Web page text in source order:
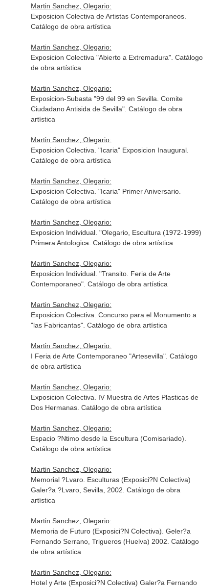
Martin Sanchez, Olegario:
Exposicion Colectiva de Artistas Contemporaneos.
Catálogo de obra artística
Martin Sanchez, Olegario:
Exposicion Colectiva "Abierto a Extremadura". Catálogo
de obra artística
Martin Sanchez, Olegario:
Exposicion-Subasta "99 del 99 en Sevilla. Comite
Ciudadano Antisida de Sevilla". Catálogo de obra
artística
Martin Sanchez, Olegario:
Exposicion Colectiva. "Icaria" Exposicion Inaugural.
Catálogo de obra artística
Martin Sanchez, Olegario:
Exposicion Colectiva. "Icaria" Primer Aniversario.
Catálogo de obra artística
Martin Sanchez, Olegario:
Exposicion Individual. "Olegario, Escultura (1972-1999)
Primera Antologica. Catálogo de obra artística
Martin Sanchez, Olegario:
Exposicion Individual. "Transito. Feria de Arte
Contemporaneo". Catálogo de obra artística
Martin Sanchez, Olegario:
Exposicion Colectiva. Concurso para el Monumento a
"las Fabricantas". Catálogo de obra artística
Martin Sanchez, Olegario:
I Feria de Arte Contemporaneo "Artesevilla". Catálogo
de obra artística
Martin Sanchez, Olegario:
Exposicion Colectiva. IV Muestra de Artes Plasticas de
Dos Hermanas. Catálogo de obra artística
Martin Sanchez, Olegario:
Espacio ?Ntimo desde la Escultura (Comisariado).
Catálogo de obra artística
Martin Sanchez, Olegario:
Memorial ?Lvaro. Esculturas (Exposici?N Colectiva)
Galer?a ?Lvaro, Sevilla, 2002. Catálogo de obra
artística
Martin Sanchez, Olegario:
Memoria de Futuro (Exposici?N Colectiva). Geler?a
Fernando Serrano, Trigueros (Huelva) 2002. Catálogo
de obra artística
Martin Sanchez, Olegario:
Hotel y Arte (Exposici?N Colectiva) Galer?a Fernando